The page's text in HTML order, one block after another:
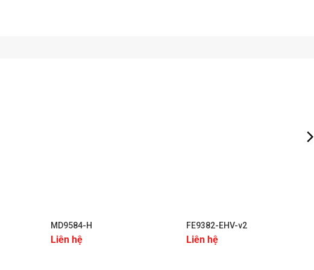
vệ hệ thống chống lại các mối đe dọa mạng, đảm bảo an toàn dữ liệu.
tiếp dễ dàng. Ngoài ra, có khả năng phát hiện chuyển động qua 5 vùng
MD9584-H
Liên hệ
FE9382-EHV-v2
Liên hệ